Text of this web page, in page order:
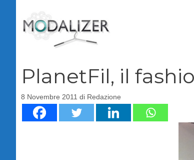
contenuto
PlanetFil, il
8 Novembre 2011 di Redazione